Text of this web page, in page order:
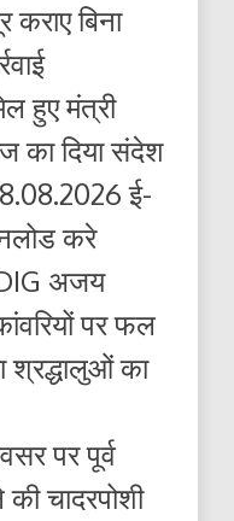
बिना
हुए मंत्री
का दिया संदेश
ई-
करे
अजय
पर फल
श्रद्धालुओं का
पर पूर्व
चादरपोशी